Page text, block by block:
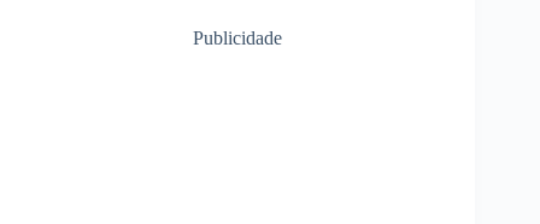
Publicidade